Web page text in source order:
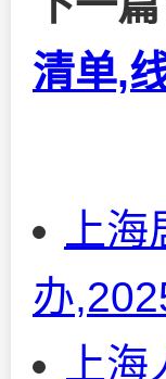
清单,
上
办
上